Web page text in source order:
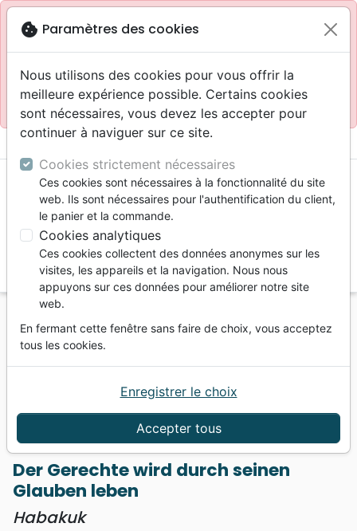
blockSite réservé aux professionnels
Accès pour les professionnels : Se connecter
Site pour le grand public : La Maison de la Bible
menu
Vous ne pouvez pas créer de nouvelle commande
depuis votre pays (United States).
Commentaires
Prophètes
Der Gerechte wird durch seinen Glauben leben -
Der Gerechte wird durch seinen
Glauben leben
Habakuk
cookie Paramètres des cookies
Nous utilisons des cookies pour vous offrir la
meilleure expérience possible. Certains cookies
sont nécessaires, vous devez les accepter pour
continuer à naviguer sur ce site.
Cookies strictement nécessaires
Ces cookies sont nécessaires à la fonctionnalité du site
web. Ils sont nécessaires pour l'authentification du client,
le panier et la commande.
Cookies analytiques
Ces cookies collectent des données anonymes sur les
visites, les appareils et la navigation. Nous nous
appuyons sur ces données pour améliorer notre site
web.
En fermant cette fenêtre sans faire de choix, vous acceptez
tous les cookies.
Accepter tous
Enregistrer le choix